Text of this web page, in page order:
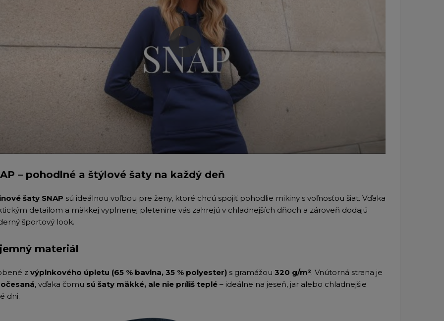
– pohodlné a štýlové šaty na každý deň
šaty SNAP sú ideálnou voľbou pre ženy, ktoré chcú spojiť pohodlie mikiny s voľnosťou šiat. Vďaka
detailom a mäkkej vyplnenej pletenine vás zahrejú v chladnejších dňoch a zároveň dodajú
športový look.
materiál
z výplnkového úpletu (65 % bavlna, 35 % polyester) s gramážou 320 g/m². Vnútorná strana je
, vďaka čomu sú šaty mäkké, ale nie príliš teplé – ideálne na jeseň, jar alebo chladnejšie
dni.